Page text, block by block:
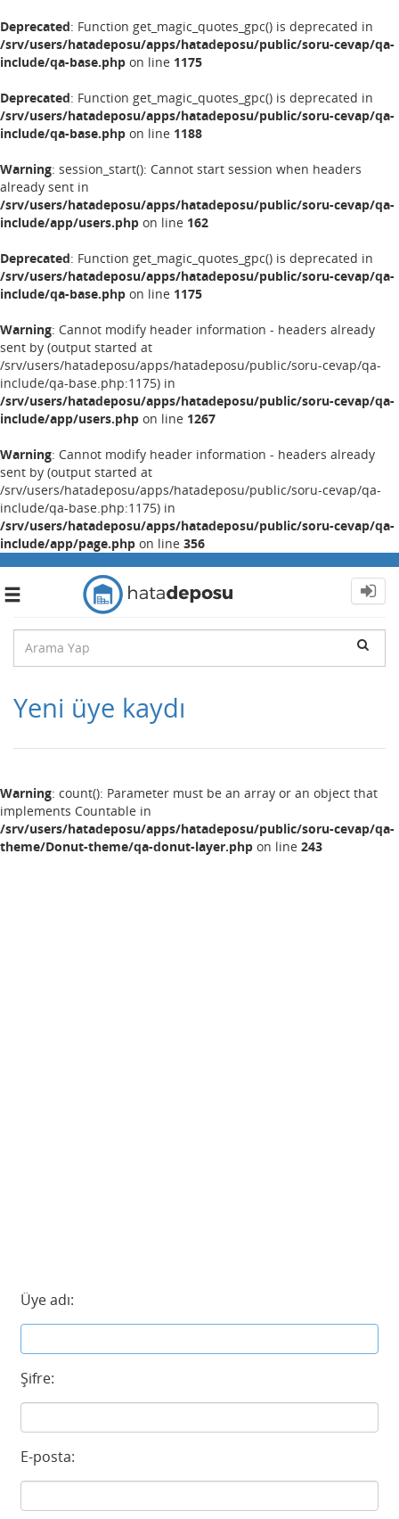
Deprecated: Function get_magic_quotes_gpc() is deprecated in
/srv/users/hatadeposu/apps/hatadeposu/public/soru-cevap/qa-
include/qa-base.php on line 1175
Deprecated: Function get_magic_quotes_gpc() is deprecated in
/srv/users/hatadeposu/apps/hatadeposu/public/soru-cevap/qa-
include/qa-base.php on line 1188
Warning: session_start(): Cannot start session when headers
already sent in
/srv/users/hatadeposu/apps/hatadeposu/public/soru-cevap/qa-
include/app/users.php on line 162
Deprecated: Function get_magic_quotes_gpc() is deprecated in
/srv/users/hatadeposu/apps/hatadeposu/public/soru-cevap/qa-
include/qa-base.php on line 1175
Warning: Cannot modify header information - headers already
sent by (output started at
/srv/users/hatadeposu/apps/hatadeposu/public/soru-cevap/qa-
include/qa-base.php:1175) in
/srv/users/hatadeposu/apps/hatadeposu/public/soru-cevap/qa-
include/app/users.php on line 1267
Warning: Cannot modify header information - headers already
sent by (output started at
/srv/users/hatadeposu/apps/hatadeposu/public/soru-cevap/qa-
include/qa-base.php:1175) in
/srv/users/hatadeposu/apps/hatadeposu/public/soru-cevap/qa-
include/app/page.php on line 356
Toggle
Yeni üye kaydı
Warning: count(): Parameter must be an array or an object that
implements Countable in
/srv/users/hatadeposu/apps/hatadeposu/public/soru-cevap/qa-
theme/Donut-theme/qa-donut-layer.php on line 243
Üye adı:
Şifre:
E-posta: